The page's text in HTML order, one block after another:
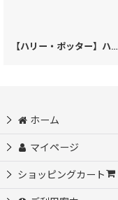
【ハリー・ポッター】ハッフルパフ 二つ折りファスナーミニ財布【11月中〜下旬お届け 予約会】［t］
ホーム
マイページ
ショッピングカート